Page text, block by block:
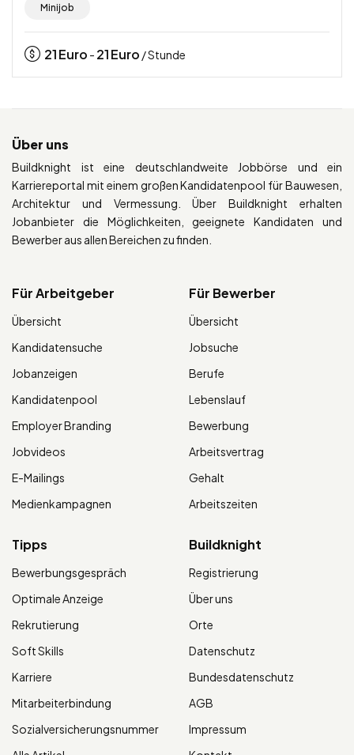
Minijob
21Euro - 21Euro / Stunde
Über uns
Buildknight ist eine deutschlandweite Jobbörse und ein
Karriereportal mit einem großen Kandidatenpool für Bauwesen,
Architektur und Vermessung. Über Buildknight erhalten
Jobanbieter die Möglichkeiten, geeignete Kandidaten und
Bewerber aus allen Bereichen zu finden.
Für Arbeitgeber
Übersicht
Kandidatensuche
Jobanzeigen
Kandidatenpool
Employer Branding
Jobvideos
E-Mailings
Medienkampagnen
Für Bewerber
Übersicht
Jobsuche
Berufe
Lebenslauf
Bewerbung
Arbeitsvertrag
Gehalt
Arbeitszeiten
Tipps
Bewerbungsgespräch
Optimale Anzeige
Rekrutierung
Soft Skills
Karriere
Mitarbeiterbindung
Sozialversicherungsnummer
Buildknight
Registrierung
Über uns
Orte
Datenschutz
Bundesdatenschutz
AGB
Impressum